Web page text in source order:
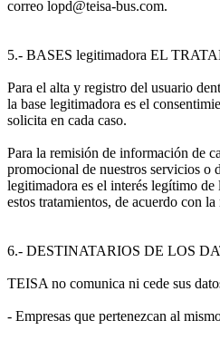
correo lopd@teisa-bus.com.
5.- BASES legitimadora EL
Para el alta y registro del usuario
la base legitimadora es el
solicita en cada caso.
Para la remisión de información de
promocional de nuestros servicios o
legitimadora es el interés legítimo de
estos tratamientos, de acuerdo con
6.- DESTINATARIOS DE LOS
TEISA no comunica ni cede sus
- Empresas que pertenezcan al